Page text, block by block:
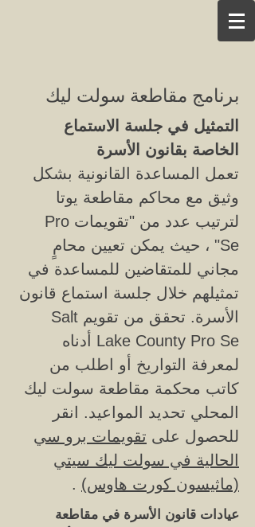
برنامج مقاطعة سولت ليك
التمثيل في جلسة الاستماع
الخاصة بقانون الأسرة
تعمل المساعدة القانونية بشكل
وثيق مع محاكم مقاطعة يوتا
لترتيب عدد من "تقويمات Pro
Se" ، حيث يمكن تعيين محامٍ
مجاني للمتقاضين للمساعدة في
تمثيلهم خلال جلسة استماع قانون
الأسرة. تحقق من تقويم Salt
Lake County Pro Se أدناه
لمعرفة التواريخ أو اطلب من
كاتب محكمة مقاطعة سولت ليك
المحلي تحديد المواعيد. انقر
للحصول على تقويمات برو سي
الحالية في سولت ليك سيتي
(ماثيسون كورت هاوس) .
عيادات قانون الأسرة في مقاطعة